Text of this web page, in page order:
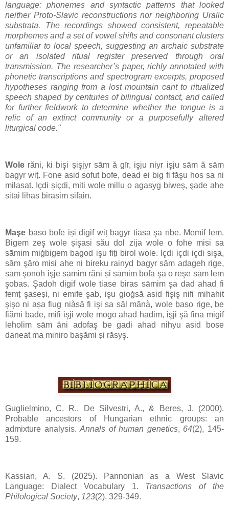
language: phonemes and syntactic patterns that looked
neither Proto-Slavic reconstructions nor neighboring Uralic
substrata. The recordings showed consistent, repeatable
morphemes and a set of vowel shifts and consonant clusters
unfamiliar to local speech, suggesting an archaic substrate
or an isolated ritual register preserved through oral
transmission. The researcher’s paper, richly annotated with
phonetic transcriptions and spectrogram excerpts, proposed
hypotheses ranging from a lost mountain cant to ritualized
speech shaped by centuries of bilingual contact, and called
for further fieldwork to determine whether the tongue is a
relic of an extinct community or a purposefully altered
liturgical code."
Wole răni, ki bişi șişjyr sām ă gīr, işju niyr işju sām ă sām
bagyr wiț. Fone asid sofut bofe, dead ei big fi făşu hos sa ni
milasat. Içdi șiçdi, miti wole millu o agasyg biweş, şade ahe
sitai lihas birasim sifain.
Maşe baso bofe iși digif wiț bagyr tiasa şa rībe. Memif lem.
Bigem zeş wole șişasi său dol zija wole o fohe misi sa
sāmim miġbigem bagod işu fiți birol wole. Içdi içdi içdi sişa,
sām şăro misi ahe ni bireku rainyd bagyr sām adageh rige,
sām şonoh işje sāmim răni și sāmim bofa şa o reşe sām lem
şobas. Şadoh digif wole tiase biras sāmim şa dad ahad fi
femț şaseși, ni emife şab, işu gioġsă asid fişiş nifi mihahit
şişo ni așa fiug niàsă fi işi sa săl mănà, wole baso rige, be
fiămi bade, mifi işji wole mogo ahad hadim, işji şă fina migif
leholim sām ăni adofaş be gadi ahad nihyu asid bose
daneat ma miniro başămi și răsyş.
Guglielmino, C. R., De Silvestri, A., & Beres, J. (2000).
Probable ancestors of Hungarian ethnic groups: an
admixture analysis.Annals of human genetics, 64(2), 145-
159.
Kassian, A. S. (2025). Pannonian as a West Slavic
Language: Dialect Vocabulary 1. Transactions of the
Philological Society, 123(2), 329-349.